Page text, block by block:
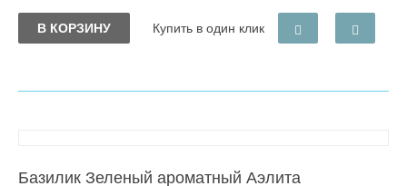
В КОРЗИНУ Купить в один клик
Базилик Зеленый ароматный Аэлита